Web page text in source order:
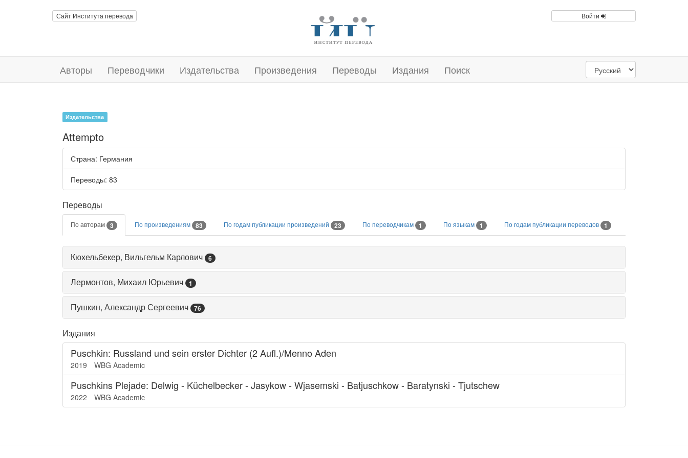
Сайт Института перевода Войти
Авторы Переводчики Издательства Произведения Переводы Издания Поиск
Издательства
Attempto
Страна: Германия
Переводы: 83
Переводы
По авторам 3 По произведениям 83 По годам публикации произведений 23 По переводчикам 1 По языкам 1 По годам публикации переводов 1
Кюхельбекер, Вильгельм Карлович 6
Лермонтов, Михаил Юрьевич 1
Пушкин, Александр Сергеевич 76
Издания
Puschkin: Russland und sein erster Dichter (2 Aufl.)/Menno Aden
2019 WBG Academic
Puschkins Plejade: Delwig - Küchelbecker - Jasykow - Wjasemski - Batjuschkow - Baratynski - Tjutschew
2022 WBG Academic